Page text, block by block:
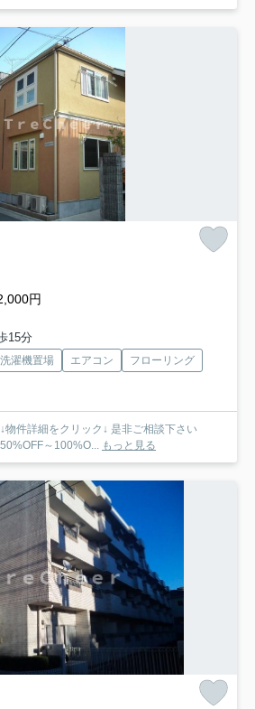
円
15分
濯機置場 エアコン
フローリング
物件詳細をクリック↓ 是非ご相談下さい
～100%O... もっと見る